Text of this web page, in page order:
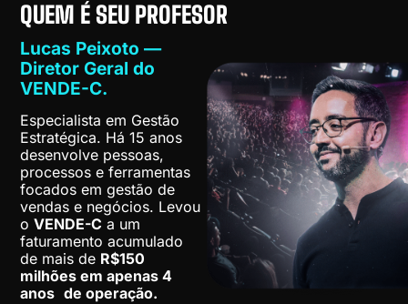
QUEM É SEU PROFESOR
Lucas Peixoto —
Diretor Geral do
VENDE-C.
Especialista em Gestão
Estratégica. Há 15 anos
desenvolve pessoas,
processos e ferramentas
focados em gestão de
vendas e negócios. Levou
oVENDE-C a um
faturamento acumulado
de mais de R$150
milhões em apenas 4
anos de operação.